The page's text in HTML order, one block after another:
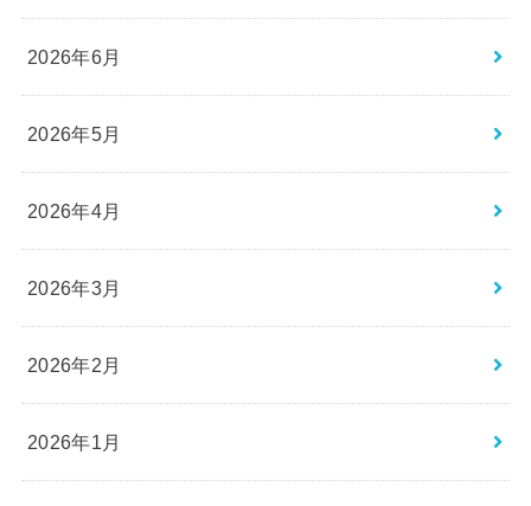
2026年6月
2026年5月
2026年4月
2026年3月
2026年2月
2026年1月